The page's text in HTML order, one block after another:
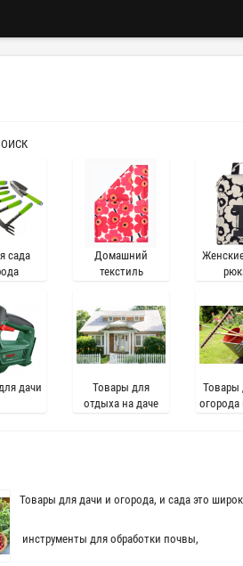
сада
Домашний
текстиль
дачи
Товары для
отдыха на даче
Товары
огорода
Товары для дачи и огорода, и сада это
инструменты для обработки почвы,